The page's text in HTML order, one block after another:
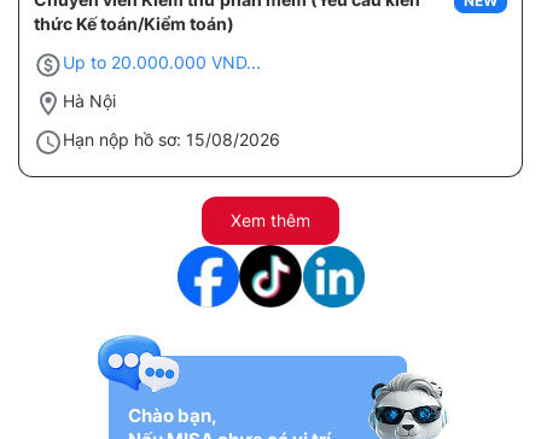
thức Kế toán/Kiểm toán)
Up to 20.000.000 VND...
Hà Nội
Hạn nộp hồ sơ: 15/08/2026
Xem thêm
Chào bạn,